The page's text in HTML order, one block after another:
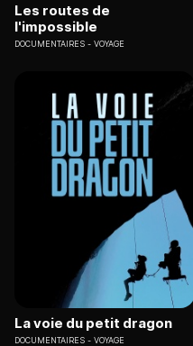
Les routes de
l'impossible
DOCUMENTAIRES VOYAGE
La voie du petit dragon
DOCUMENTAIRES VOYAGE